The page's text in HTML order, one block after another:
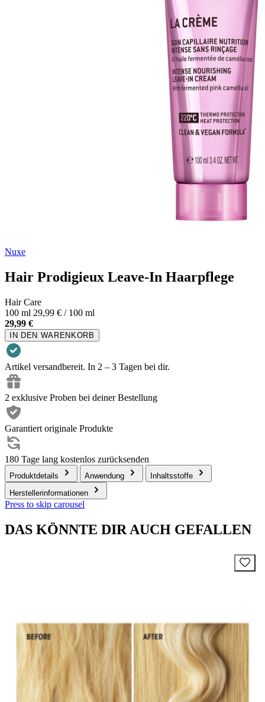
Nuxe
Hair Prodigieux Leave-In Haarpflege
Hair Care
100 ml 29,99 € / 100 ml
29,99 €
IN DEN WARENKORB
Artikel versandbereit. In 2 – 3 Tagen bei dir.
2 exklusive Proben bei deiner Bestellung
Garantiert originale Produkte
180 Tage lang kostenlos zurücksenden
Produktdetails Anwendung
Inhaltsstoffe
Herstellerinformationen
Press to skip carousel
DAS KÖNNTE DIR AUCH GEFALLEN